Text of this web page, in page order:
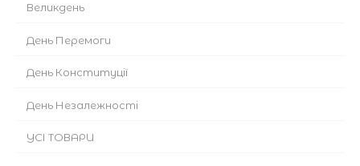
Великдень
День Перемоги
День Конституції
День Незалежності
УСІ ТОВАРИ